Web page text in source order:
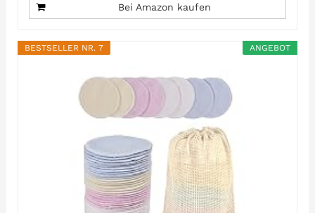
Bei Amazon kaufen
ANGEBOT
BESTSELLER NR. 7